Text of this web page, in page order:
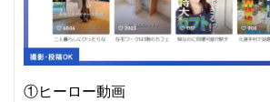
①ヒーロー動画